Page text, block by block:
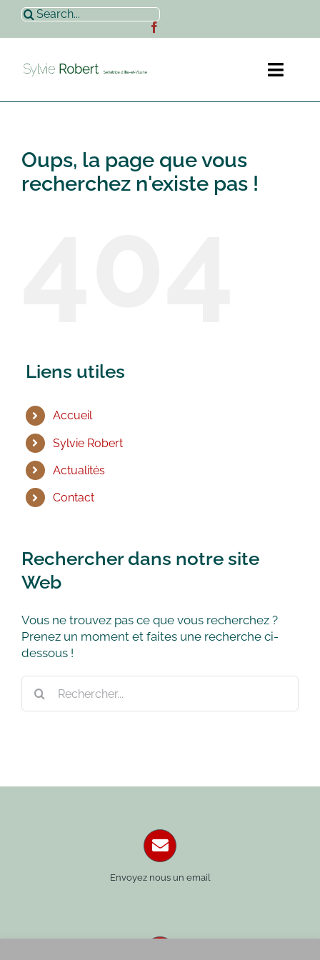
Passer
contenu
Rechercher:
Sylvie Robert
Oups, la page que vous
recherchez n'existe pas !
Liens utiles
Accueil
Sylvie Robert
Actualités
Contact
Rechercher dans notre site
Web
Vous ne trouvez pas ce que vous recherchez ?
Prenez un moment et faites une recherche ci-
dessous !
Envoyez nous un email